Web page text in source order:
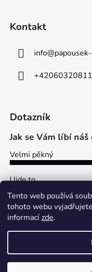
Tento web používá
tohoto webu
informacízde.
Kontakt
info@
Dotazník
Jak se Vám líbí náš
Velmi pěkný
Ujde to
Nelíbí se mi